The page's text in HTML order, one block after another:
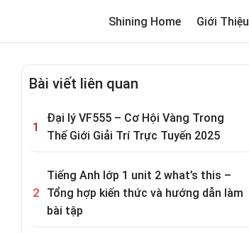
Shining Home Giới Thiệu
MemeReview trường cho bé
Bài viết liên quan
Đại lý VF555 – Cơ Hội Vàng Trong
Thế Giới Giải Trí Trực Tuyến 2025
Tiếng Anh lớp 1 unit 2 what’s this –
Tổng hợp kiến thức và hướng dẫn làm
bài tập